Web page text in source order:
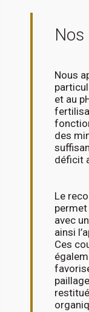
Nous
et au
des
déficit
Le
permet
avec
ainsi
Ces